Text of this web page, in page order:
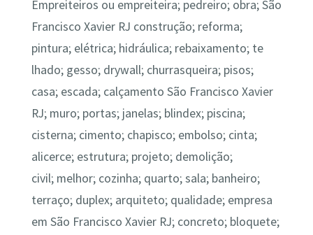
Empreiteiros ou empreiteira; pedreiro; obra; São
Francisco Xavier RJ construção; reforma;
pintura; elétrica; hidráulica; rebaixamento; te
lhado; gesso; drywall; churrasqueira; pisos;
casa; escada; calçamento São Francisco Xavier
RJ; muro; portas; janelas; blindex; piscina;
cisterna; cimento; chapisco; embolso; cinta;
alicerce; estrutura; projeto; demolição;
civil; melhor; cozinha; quarto; sala; banheiro;
terraço; duplex; arquiteto; qualidade; empresa
em São Francisco Xavier RJ; concreto; bloquete;